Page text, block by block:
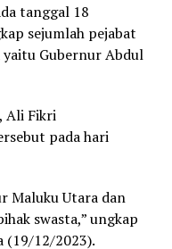
tanggal 18
sejumlah pejabat
Gubernur Abdul
Ali Fikri
pada hari
Maluku Utara dan
swasta,” ungkap
(19/12/2023).